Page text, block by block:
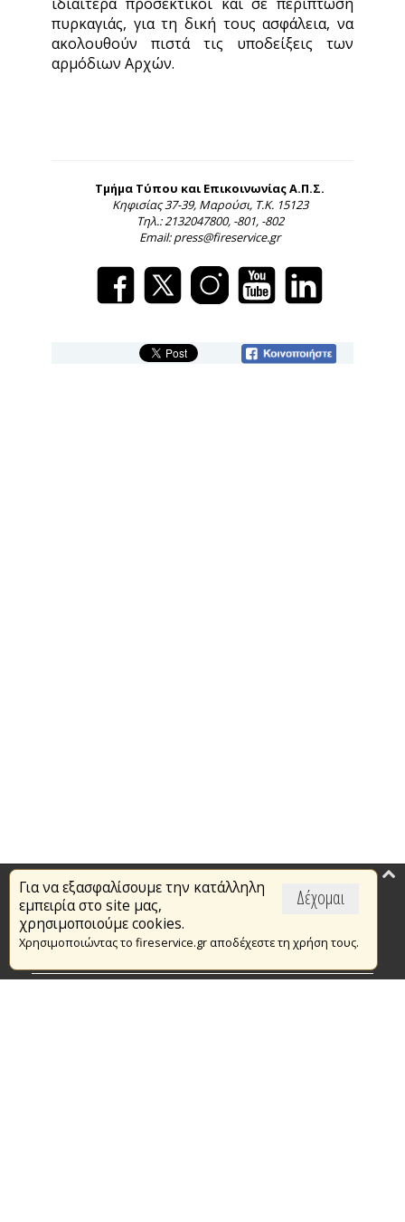
πυρκαγιάς, για τη δική τους ασφάλεια, να
ακολουθούν πιστά τις υποδείξεις των
αρμόδιων Αρχών.
Τμήμα Τύπου και Επικοινωνίας Α.Π.Σ.
Κηφισίας 37-39, Μαρούσι, Τ.Κ. 15123
Τηλ.: 2132047800, -801, -802
Email: press@fireservice.gr
Δέχομαι
Για να εξασφαλίσουμε την κατάλληλη
εμπειρία στο site μας,
χρησιμοποιούμε cookies.
Χρησιμοποιώντας το fireservice.gr αποδέχεστε τη χρήση τους.
Επικαιρότητα
Το Πυροσβεστικό Σώμα